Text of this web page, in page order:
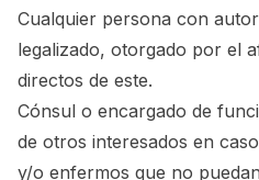
Cualquier persona con
legalizado, otorgado por el
directos de este.
Cónsul o encargado de
de otros interesados en
y/o enfermos que no